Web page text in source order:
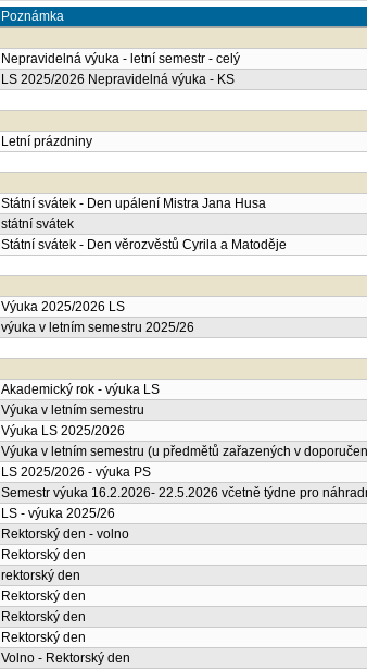
Poznámka
Nepravidelná výuka - letní semestr - celý
LS 2025/2026 Nepravidelná výuka - KS
Letní prázdniny
Státní svátek - Den upálení Mistra Jana Husa
státní svátek
Státní svátek - Den věrozvěstů Cyrila a Matoděje
Výuka 2025/2026 LS
výuka v letním semestru 2025/26
Akademický rok - výuka LS
Výuka v letním semestru
Výuka LS 2025/2026
Výuka v letním semestru (u předmětů zařazených v
LS 2025/2026 - výuka PS
Semestr výuka 16.2.2026- 22.5.2026 včetně týdne pro
LS - výuka 2025/26
Rektorský den - volno
Rektorský den
rektorský den
Rektorský den
Rektorský den
Rektorský den
Volno - Rektorský den